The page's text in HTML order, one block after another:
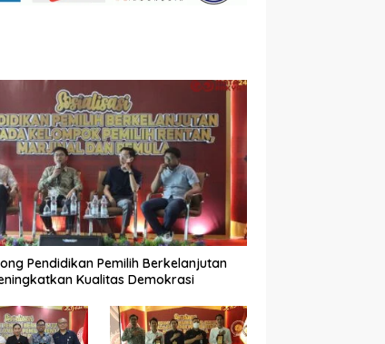
Pendidikan Pemilih Berkelanjutan
Kualitas Demokrasi